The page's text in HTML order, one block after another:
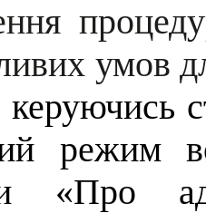
умов
керуючись
режим
«Про